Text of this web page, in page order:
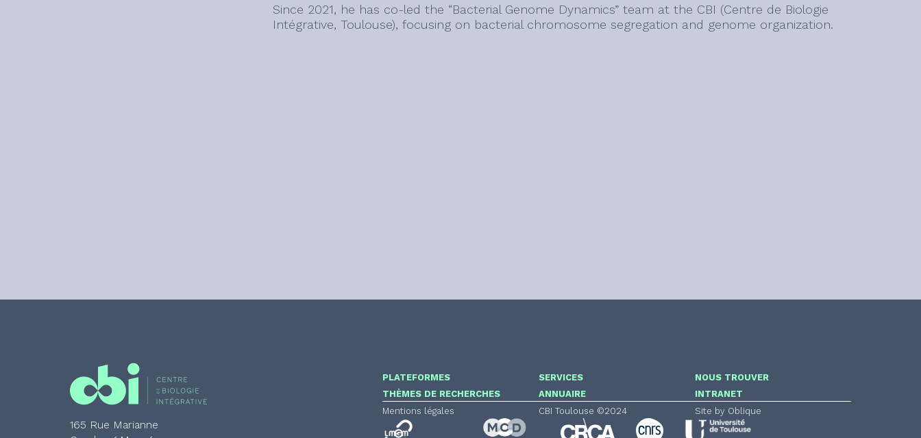
Since 2021, he has co-led the “Bacterial Genome Dynamics” team at the CBI (Centre de Biologie
Intégrative, Toulouse), focusing on bacterial chromosome segregation and genome organization.
165 Rue Marianne
PLATEFORMES
THÈMES DE RECHERCHES
Mentions légales
SERVICES
ANNUAIRE
CBI Toulouse ©2024
NOUS TROUVER
INTRANET
Site by Oblique